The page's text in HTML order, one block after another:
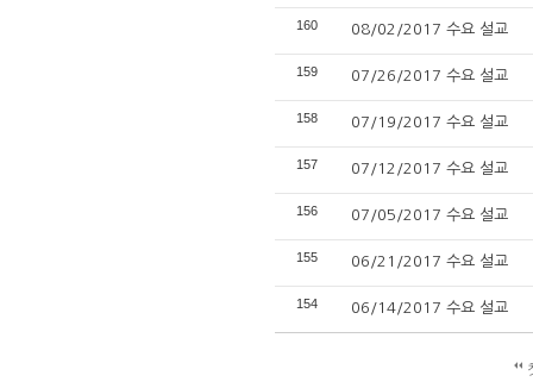
160 08/02/2017 수요 설교
159 07/26/2017 수요 설교
158 07/19/2017 수요 설교
157 07/12/2017 수요 설교
156 07/05/2017 수요 설교
155 06/21/2017 수요 설교
154 06/14/2017 수요 설교